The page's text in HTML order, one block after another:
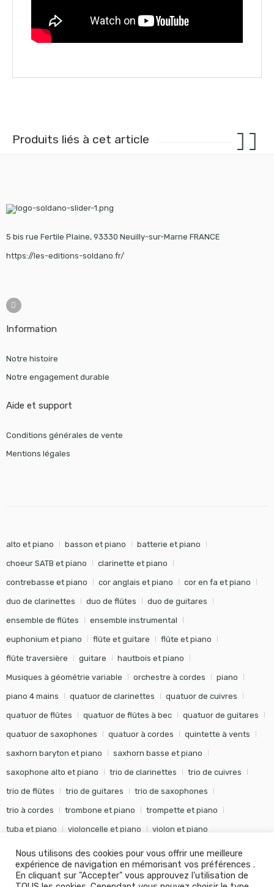
Produits liés à cet article
5 bis rue Fertile Plaine, 93330 Neuilly-sur-Marne FRANCE
https://les-editions-soldano.fr/
Information
Notre histoire
Notre engagement durable
Aide et support
Conditions générales de vente
Mentions légales
alto et piano basson et piano batterie et piano
choeur SATB et piano clarinette et piano
contrebasse et piano cor anglais et piano cor en fa et piano
duo de clarinettes duo de flûtes duo de guitares
ensemble de flûtes ensemble instrumental
euphonium et piano flûte et guitare flûte et piano
flûte traversière guitare hautbois et piano
Musiques à géométrie variable orchestre à cordes piano
piano 4 mains quatuor de clarinettes quatuor de cuivres
quatuor de flûtes quatuor de flûtes à bec quatuor de guitares
quatuor de saxophones quatuor à cordes quintette à vents
saxhorn baryton et piano saxhorn basse et piano
saxophone alto et piano trio de clarinettes trio de cuivres
trio de flûtes trio de guitares trio de saxophones
trio à cordes trombone et piano trompette et piano
tuba et piano violoncelle et piano violon et piano
Nous utilisons des cookies pour vous offrir une meilleure
expérience de navigation en mémorisant vos préférences .
En cliquant sur "Accepter" vous approuvez l'utilisation de